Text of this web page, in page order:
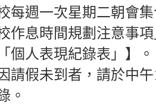
每週一次星期二朝會
作息時間規劃注意事
個人表現紀錄表」】。
請假未到者，請於中
。